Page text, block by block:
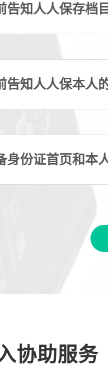
告知人人保存档
告知人人保本人
身份证首页和本
协助服务